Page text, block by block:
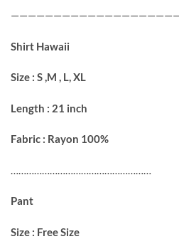
Shirt Hawaii
Size : S ,M , L, XL
Length : 21 inch
Fabric : Rayon 100%
………………………………………………
Pant
Size : Free Size